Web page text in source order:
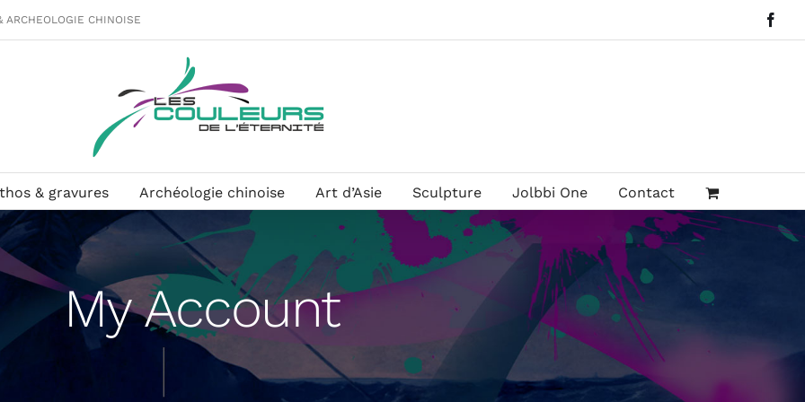
ARCHEOLOGIE CHINOISE
& gravures Archéologie chinoise Art d’Asie Sculpture Jolbbi One Contact
My Account